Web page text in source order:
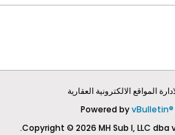
المواقع الالكترونية العقارية
Powered byvBulletin®
Copyright © 2026 MH Sub I, LLC